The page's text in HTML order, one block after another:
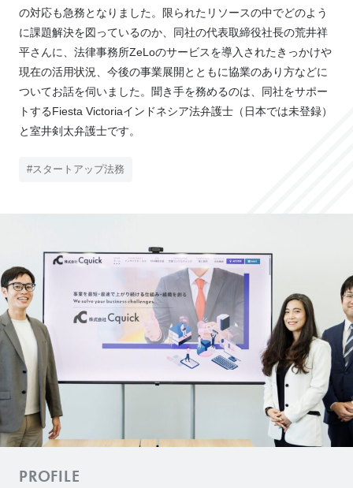
領
Z
e
L
o
C
i
n
s
V
o
i
c
e
事
例
Z
e
の対応も急務となりました。限られたリソースの中でどのよう
に課題解決を図っているのか、同社の代表取締役社長の荒井祥
平さんに、法律事務所ZeLoのサービスを導入されたきっかけや
現在の活用状況、今後の事業展開とともに協業のあり方などに
ついてお話を伺いました。聞き手を務めるのは、同社をサポー
トするFiesta Victoriaインドネシア法弁護士（日本では未登録）
と室井剣太弁護士です。
#スタートアップ法務
PROFILE